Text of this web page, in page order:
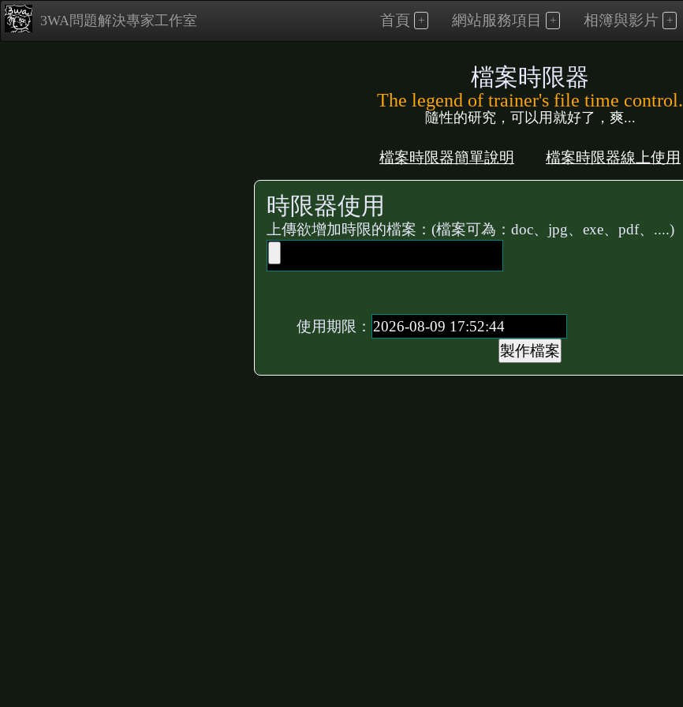
3WA問題解決專家工作室 首頁 網站服務項目 相簿與影片
檔案時限器
The legend of trainer's file time control.
隨性的研究，可以用就好了，爽...
檔案時限器簡單說明 檔案時限器線上使用
時限器使用
上傳欲增加時限的檔案：(檔案可為：doc、jpg、exe、pdf、....)
使用期限：